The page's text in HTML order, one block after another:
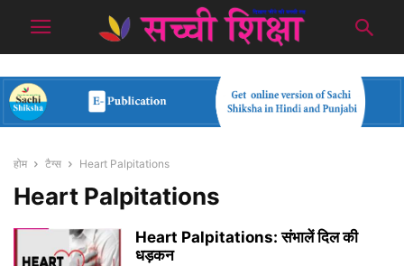
होम टैग्स Heart Palpitations
Heart Palpitations
Heart Palpitations: संभालें दिल की
धड़कन